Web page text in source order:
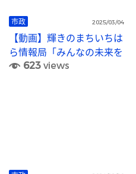
市政 2025/03/04
【動画】輝きのまちいちは
ら情報局「みんなの未来を
みんなでつくる 市原市新
623views